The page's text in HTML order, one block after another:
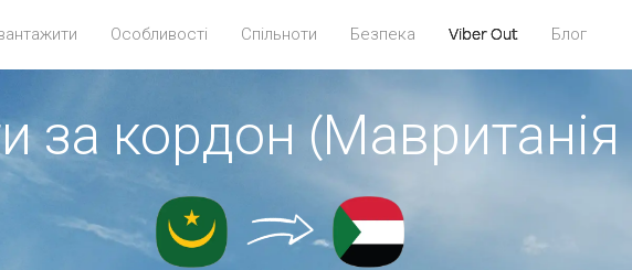
Особливості Спільноти Безпека Viber Out Блог
за кордон